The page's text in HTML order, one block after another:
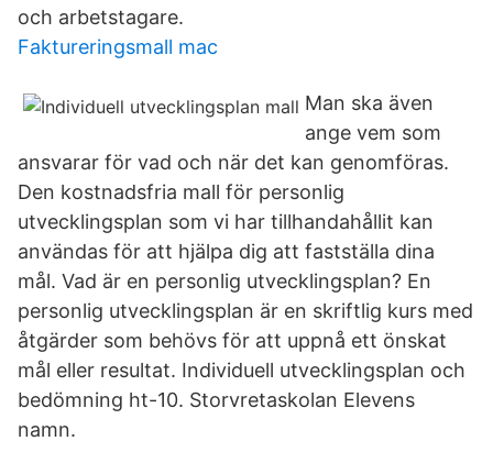
och arbetstagare.
Faktureringsmall mac
Man ska även
ange vem som
ansvarar för vad och när det kan genomföras.
Den kostnadsfria mall för personlig
utvecklingsplan som vi har tillhandahållit kan
användas för att hjälpa dig att fastställa dina
mål. Vad är en personlig utvecklingsplan? En
personlig utvecklingsplan är en skriftlig kurs med
åtgärder som behövs för att uppnå ett önskat
mål eller resultat. Individuell utvecklingsplan och
bedömning ht-10. Storvretaskolan Elevens
namn.